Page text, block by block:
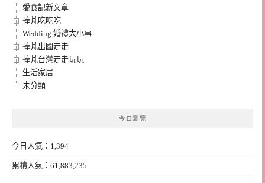
愛食記新文章
捧芃吃吃吃
Wedding 婚禮大小事
捧芃出國走走
捧芃台灣走走玩玩
生活家居
未分類
今日瀏覽
今日人氣：1,394
累積人氣：61,883,235